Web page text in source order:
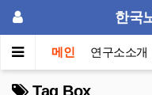
한국
메인 연구소소개
Tag Box